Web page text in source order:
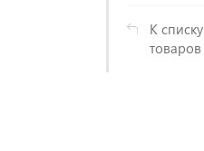
К списку
товаров